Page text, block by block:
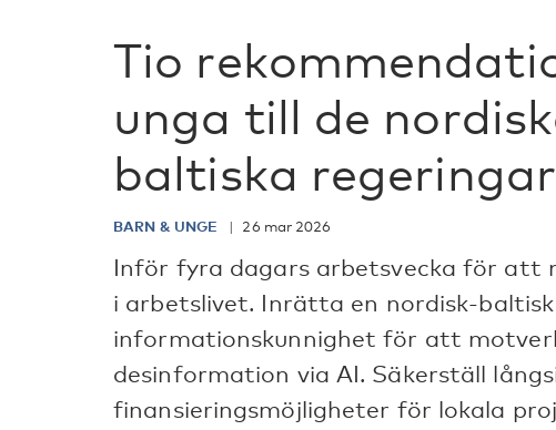
Tio
unga till de
baltiska
BARN & UNGE 26 mar 2026
Inför fyra dagars arbetsvecka för att
i arbetslivet. Inrätta en nordisk-
informationskunnighet för att
desinformation via AI. Säkerställ
finansieringsmöjligheter för lokala